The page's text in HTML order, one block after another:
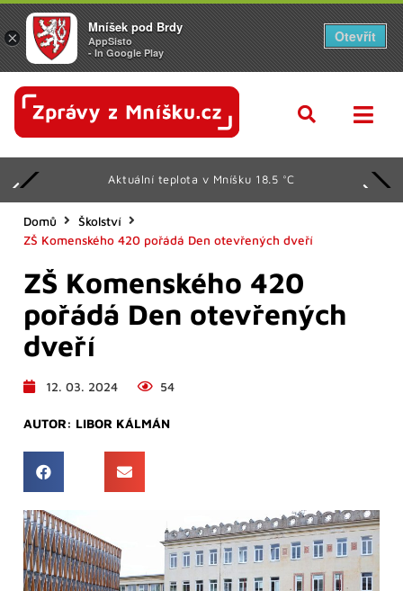
Aktuální teplota v Mníšku 18.5 °C
Domů
Školství
ZŠ Komenského 420 pořádá Den otevřených dveří
ZŠ Komenského 420
pořádá Den otevřených
dveří
12. 03. 2024 54
AUTOR: LIBOR KÁLMÁN
×
Mníšek pod Brdy
AppSisto
- In Google Play
Otevřít